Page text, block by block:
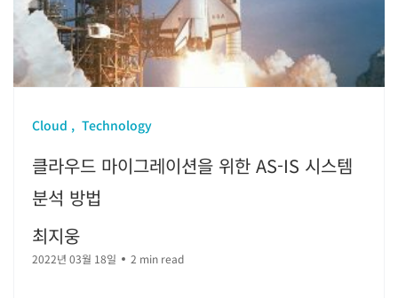
Cloud Technology
클라우드 마이그레이션을 위한 AS-IS 시스템
분석 방법
최지웅
2022년 03월 18일 2 min read